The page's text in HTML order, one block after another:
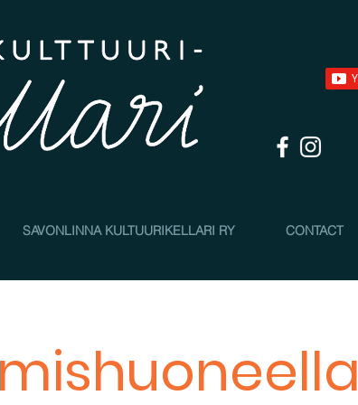
SAVONLINNA KULTUURIKELLARI RY CONTACT